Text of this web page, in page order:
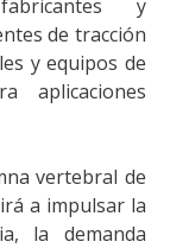
y
de tracción
y equipos de
aplicaciones
vertebral de
a impulsar la
la demanda